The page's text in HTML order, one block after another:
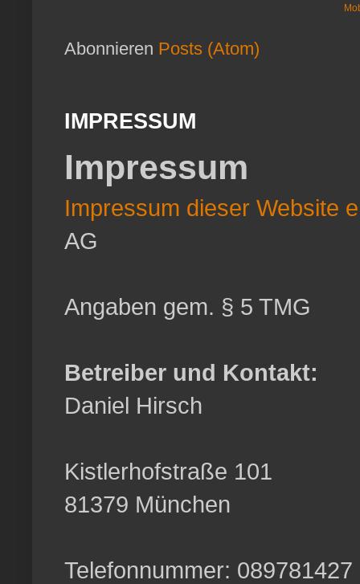
Abonnieren Posts (Atom)
IMPRESSUM
Impressum
Impressum dieser Website
AG
Angaben gem. § 5 TMG
Betreiber und Kontakt:
Daniel Hirsch
Kistlerhofstraße 101
81379 München
Telefonnummer: 089781427